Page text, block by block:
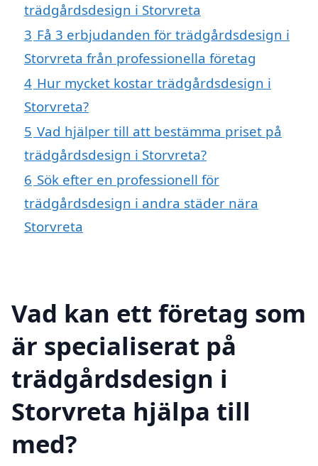
trädgårdsdesign i Storvreta
3 Få 3 erbjudanden för trädgårdsdesign i
Storvreta från professionella företag
4 Hur mycket kostar trädgårdsdesign i
Storvreta?
5 Vad hjälper till att bestämma priset på
trädgårdsdesign i Storvreta?
6 Sök efter en professionell för
trädgårdsdesign i andra städer nära
Storvreta
Vad kan ett företag som
är specialiserat på
trädgårdsdesign i
Storvreta hjälpa till
med?